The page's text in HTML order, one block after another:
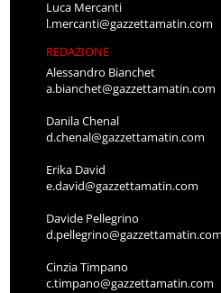
Luca Mercanti
l.mercanti@gazzettamatin.com
REDAZIONE
Alessandro Bianchet
a.bianchet@gazzettamatin.com
Danila Chenal
d.chenal@gazzettamatin.com
Erika David
e.david@gazzettamatin.com
Davide Pellegrino
d.pellegrino@gazzettamatin.com
Cinzia Timpano
c.timpano@gazzettamatin.com